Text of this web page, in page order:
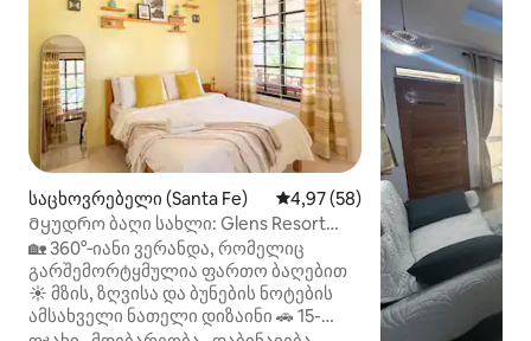
საცხოვრებელი (Santa Fe) საშუალო შეფასებაა 5‑დან
4,97 (58)
Მყუდრო ბაღი სახლი: Glens Resort
Bantayan Island
🏡 360°‑იანი ვერანდა, რომელიც
გარშემორტყმულია ფართო ბაღებით
☀️ მზის, ზღვისა და ბუნების ნოტების
ამსახველი ნათელი დიზაინი 🚗 15-